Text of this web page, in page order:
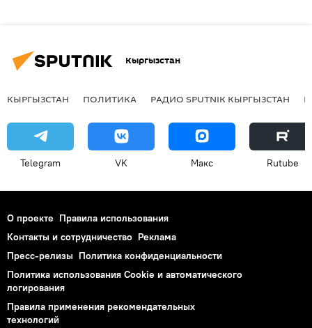
Кыргызстан
КЫРГЫЗСТАН ПОЛИТИКА РАДИО SPUTNIK КЫРГЫЗСТАН
Telegram VK Макс Rutube
О проекте Правила использования
Контакты и сотрудничество Реклама
Пресс-релизы Политика конфиденциальности
Политика использования Cookie и автоматического
логирования
Правила применения рекомендательных
технологий